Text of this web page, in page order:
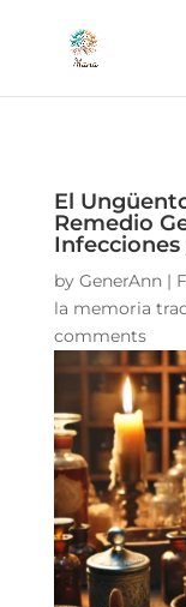
El
Remedio
by GenerAnn|
la memoria
comments